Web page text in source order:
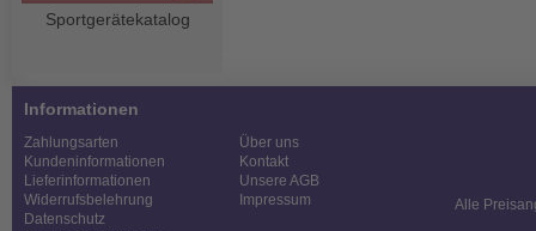
Sportgerätekatalog
Informationen
Zahlungsarten
Kundeninformationen
Lieferinformationen
Widerrufsbelehrung
Datenschutz
Über uns
Kontakt
Unsere AGB
Impressum
Alle